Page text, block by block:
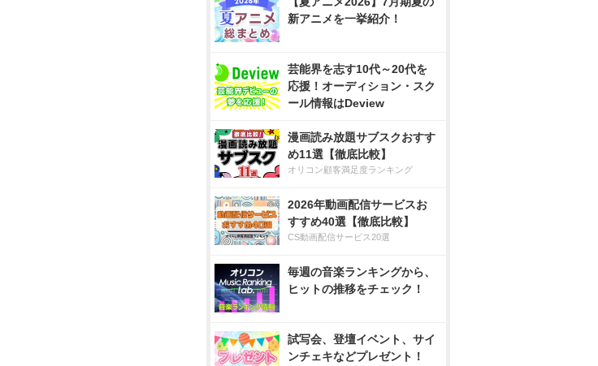
新アニメを一挙紹介！
芸能界を志す10代～20代を
応援！オーディション・スク
ール情報はDeview
漫画読み放題サブスクおすす
め11選【徹底比較】
オリコン顧客満足度ランキング
2026年動画配信サービスお
すすめ40選【徹底比較】
CS動画配信サービス20選
毎週の音楽ランキングから、
ヒットの推移をチェック！
試写会、登壇イベント、サイ
ンチェキなどプレゼント！